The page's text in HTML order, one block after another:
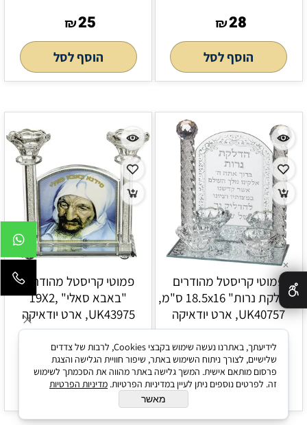
₪28
הוסף לסל
₪25
הוסף לסל
פמוטי קריסטל מהודרים
"הדלקת נרות" 18.5x16 ס"מ,
UK40757, ארט יודאיקה
₪94
הוסף לסל
פמוטי קריסטל מהודרים
"באבא סאלי" 19X2,
UK43975, ארט יודאיקה
₪132
הוסף לסל
✕
לידיעתך, באתרנו נעשה שימוש בקבצי Cookies, לרבות של צדדים
שלישיים, לצורך ניתוח השימוש באתר, שיפור חוויית הגלישה והצגת
פרסום מותאם אישית. המשך גלישה באתר מהווה את הסכמתך לשימוש
זה. לפרטים נוספים ניתן לעיין במדיניות הפרטיות. מדיניות הפרטיות
מאשר